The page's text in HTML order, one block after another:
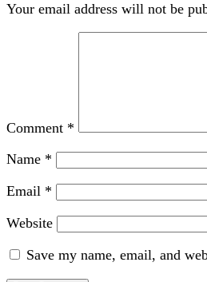
Your email address will not be
Comment *
Name *
Email *
Website
Save my name, email, and